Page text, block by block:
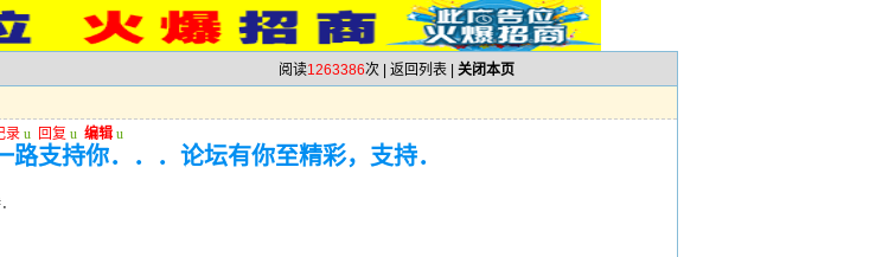
阅读1263386次 | 返回列表 关闭本页
录 u 回复 u 编辑 u
路支持你．．．论坛有你至精彩，支持．